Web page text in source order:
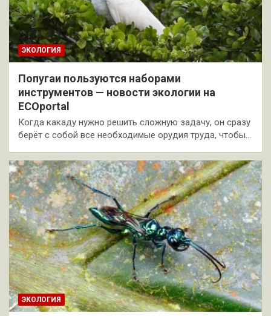
ЭКОЛОГИЯ
Попугаи пользуются наборами
инструментов — новости экологии на
ECOportal
Когда какаду нужно решить сложную задачу, он сразу
берёт с собой все необходимые орудия труда, чтобы…
ЭКОЛОГИЯ